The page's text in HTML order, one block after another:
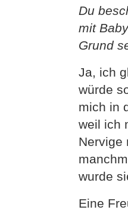
Du
mit
Grund
Ja, ich
würde
mich in
weil ich
Nervige
wurde
Eine